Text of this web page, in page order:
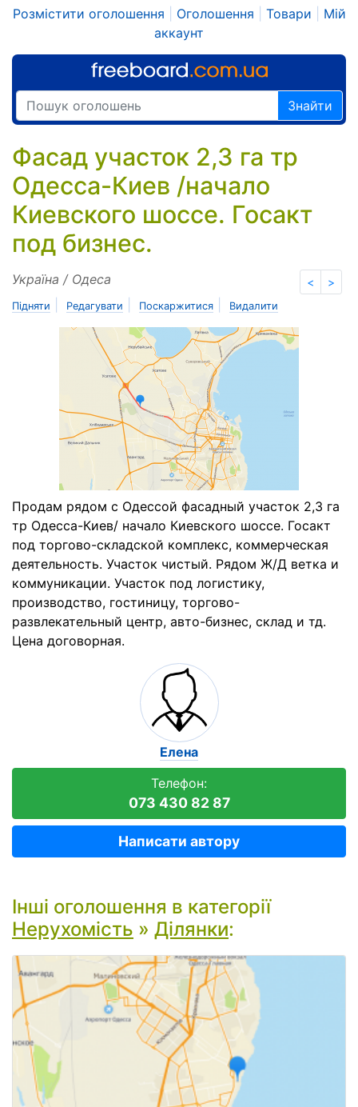
Розмістити оголошення Оголошення Товари
Мій
аккаунт
Знайти
Фасад участок 2,3 га тр
Одесса-Киев /начало
Киевского шоссе. Госакт
под бизнес.
< >
Україна / Одеса
Підняти Редагувати Поскаржитися Видалити
Продам рядом с Одессой фасадный участок 2,3 га
тр Одесса-Киев/ начало Киевского шоссе. Госакт
под торгово-складской комплекс, коммерческая
деятельность. Участок чистый. Рядом Ж/Д ветка и
коммуникации. Участок под логистику,
производство, гостиницу, торгово-
развлекательный центр, авто-бизнес, склад и тд.
Цена договорная.
Елена
Телефон:
073 430 82 87
Написати автору
Інші оголошення в категорії
Нерухомість » Ділянки: